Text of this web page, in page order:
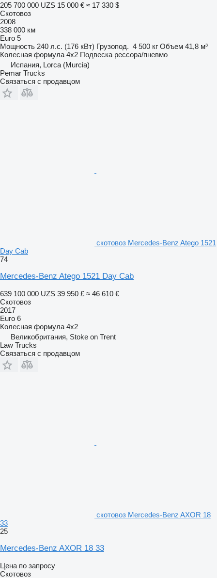
205 700 000 UZS 15 000 € ≈ 17 330 $
Скотовоз
2008
338 000 км
Euro 5
Мощность 240 л.с. (176 кВт) Грузопод. 4 500 кг Объем 41,8 м³
Колесная формула 4x2 Подвеска рессора/пневмо
Испания, Lorca (Murcia)
Pemar Trucks
Связаться с продавцом
скотовоз Mercedes-Benz Atego 1521
Day Cab
74
Mercedes-Benz Atego 1521 Day Cab
639 100 000 UZS 39 950 £ ≈ 46 610 €
Скотовоз
2017
Euro 6
Колесная формула 4x2
Великобритания, Stoke on Trent
Law Trucks
Связаться с продавцом
скотовоз Mercedes-Benz AXOR 18
33
25
Mercedes-Benz AXOR 18 33
Цена по запросу
Скотовоз